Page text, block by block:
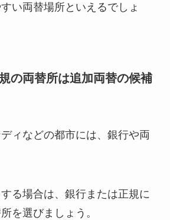
い両替場所といえるでしょ
の両替所は追加両替の候補
ィなどの都市には、銀行や両
る場合は、銀行または正規に
を選びましょう。